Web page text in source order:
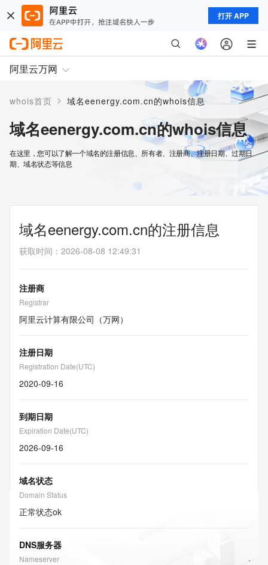
打开 APP
阿里云万网
whois首页 > 域名eenergy.com.cn的whois信息
域名eenergy.com.cn的whois信息
在这里，您可以了解一个域名的注册信息、所有者、注册商、注册日期、过期日
期、域名状态等信息
域名eenergy.com.cn的注册信息
获取时间 ： 2026-08-08 12:49:31
注册商
Registrar
阿里云计算有限公司（万网）
注册日期
Registration Date(UTC)
2020-09-16
到期日期
Expiration Date(UTC)
2026-09-16
域名状态
Domain Status
正常状态ok
DNS服务器
Nameserver